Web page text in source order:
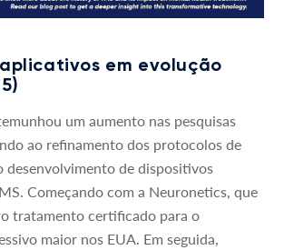
em evolução
um aumento nas pesquisas
ao refinamento dos protocolos de
desenvolvimento de dispositivos
Começando com a Neuronetics, que
tratamento certificado para o
maior nos EUA. Em seguida,